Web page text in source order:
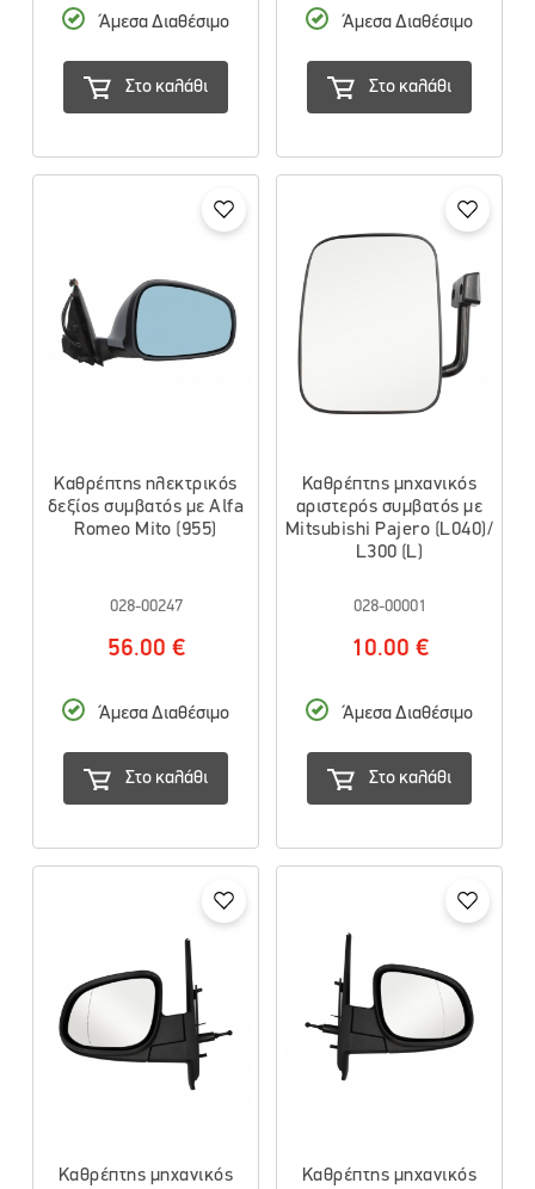
Άμεσα Διαθέσιμο
Στο καλάθι
Άμεσα Διαθέσιμο
Στο καλάθι
Καθρέπτης ηλεκτρικός
δεξίος συμβατός με Alfa
Romeo Mito (955)
028-00247
56.00 €
Άμεσα Διαθέσιμο
Στο καλάθι
Καθρέπτης μηχανικός
αριστερός συμβατός με
Mitsubishi Pajero (L040)/
L300 (L)
028-00001
10.00 €
Άμεσα Διαθέσιμο
Στο καλάθι
Καθρέπτης μηχανικός
Καθρέπτης μηχανικός